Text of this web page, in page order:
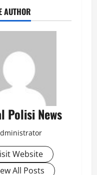
AUTHOR
Polisi News
Website
All Posts